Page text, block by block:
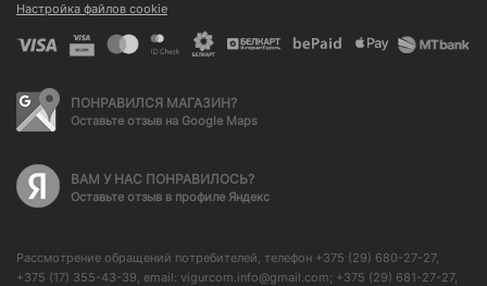
Настройка файлов cookie
ПОНРАВИЛСЯ МАГАЗИН?
Оставьте отзыв на Google Maps
ВАМ У НАС ПОНРАВИЛОСЬ?
Оставьте отзыв в профиле Яндекс
Рассмотрение обращений потребителей, телефон +375 (29) 680-27-27,
+375 (17) 355-43-39, email: vigurcom.info@gmail.com; +375 (29) 681-27-27,